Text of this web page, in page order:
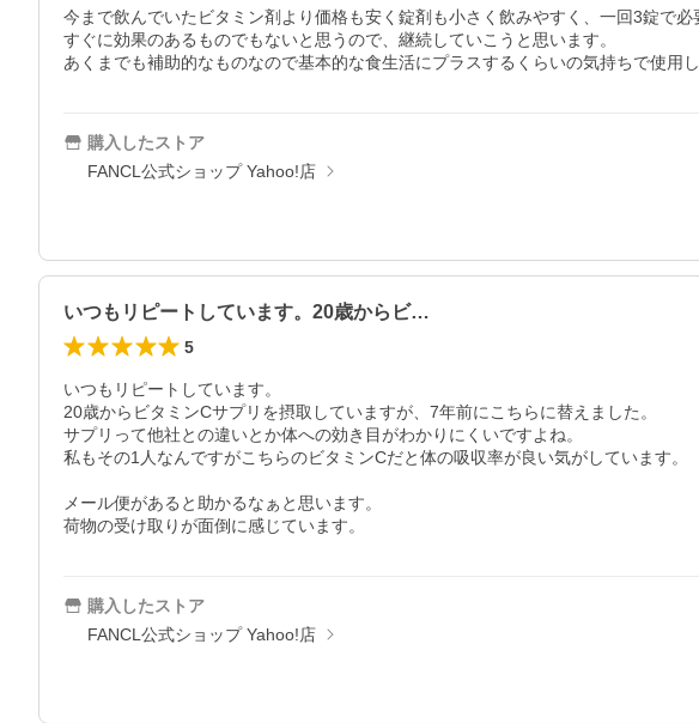
今まで飲んでいたビタミン剤より価格も安く錠剤も小さく飲みやすく、一回3錠で
すぐに効果のあるものでもないと思うので、継続していこうと思います。
あくまでも補助的なものなので基本的な食生活にプラスするくらいの気持ちで使用
購入したストア
FANCL公式ショップ Yahoo!店
いつもリピートしています。20歳からビ…
5
いつもリピートしています。
20歳からビタミンCサプリを摂取していますが、7年前にこちらに替えました。
サプリって他社との違いとか体への効き目がわかりにくいですよね。
私もその1人なんですがこちらのビタミンCだと体の吸収率が良い気がしています。
メール便があると助かるなぁと思います。
荷物の受け取りが面倒に感じています。
購入したストア
FANCL公式ショップ Yahoo!店